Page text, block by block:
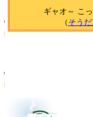
ギャオ～ こ
（ そう